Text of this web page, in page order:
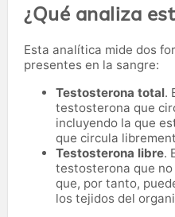
¿Qué analiza
Esta analítica mide dos
presentes en la sangre:
Testosterona total.
testosterona que
incluyendo la que
que circula
Testosterona libre.
testosterona que
que, por tanto,
los tejidos del